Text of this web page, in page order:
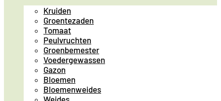
Kruiden
Groentezaden
Tomaat
Peulvruchten
Groenbemester
Voedergewassen
Gazon
Bloemen
Bloemenweides